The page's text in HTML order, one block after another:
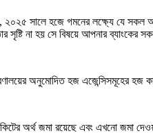
২০২৫ সালে হজে গমনের লক্ষ্যে যে
না হয় সে বিষয়ে আপনার ব্যাংকের
অনুমোদিত হজ এজেন্সিসমূহের হজ
অর্থ জমা রয়েছে এবং এখনো জমা